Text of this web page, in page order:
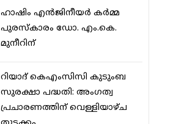
ഹാഷിം എന്‍ജിനീയര്‍ കര്‍മ്മ
പുരസ്‌കാരം ഡോ. എം.കെ.
മുനീറിന്
റിയാദ് കെഎംസിസി കുടുംബ
സുരക്ഷാ പദ്ധതി: അംഗത്വ
പ്രചാരണത്തിന് വെള്ളിയാഴ്ച